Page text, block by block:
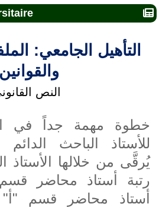
التأهيل الجامعي:
النص
خطوة مهمة جداً في
للأستاذ الباحث الدائم
يُرقَّى من خلالها الأستاذ
رتبة أستاذ محاضر
أستاذ محاضر قسم "أ "